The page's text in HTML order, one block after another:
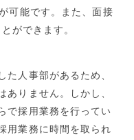
可能です。また、面接
ができます。
た人事部があるため、
ありません。しかし、
で採用業務を行ってい
用業務に時間を取られ